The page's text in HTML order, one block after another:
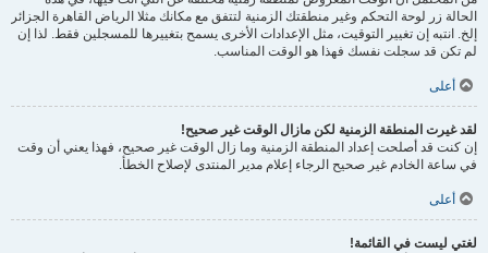
الحالة زر لوحة التحكم وغير منطقتك الزمنية لتتفق مع مكانك مثلا الرياض القاهرة الجزائر
إلخ. انتبه إن تغيير التوقيت، مثل الإعدادات الأخرى يسمح بتغييرها للمسجلين فقط. لذا إن
لم تكن قد سجلت نفسك فهذا هو الوقت المناسب.
أعلى
لقد غيرت المنطقة الزمنية لكن مازال الوقت غير صحيح!
إن كنت قد أصلحت إعداد المنطقة الزمنية وما زال الوقت غير صحيح، فهذا يعني أن وقت
في ساعة الخادم غير صحيح الرجاء إعلام مدير المنتدى لإصلاح الخطأ.
أعلى
لغتي ليست في القائمة!